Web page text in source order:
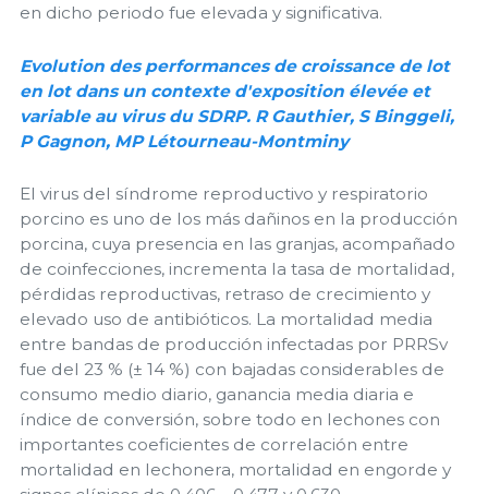
en dicho periodo fue elevada y significativa.
Evolution des performances de croissance de lot
en lot dans un contexte d'exposition élevée et
variable au virus du SDRP. R Gauthier, S Binggeli,
P Gagnon, MP Létourneau-Montminy
El virus del síndrome reproductivo y respiratorio
porcino es uno de los más dañinos en la producción
porcina, cuya presencia en las granjas, acompañado
de coinfecciones, incrementa la tasa de mortalidad,
pérdidas reproductivas, retraso de crecimiento y
elevado uso de antibióticos. La mortalidad media
entre bandas de producción infectadas por PRRSv
fue del 23 % (± 14 %) con bajadas considerables de
consumo medio diario, ganancia media diaria e
índice de conversión, sobre todo en lechones con
importantes coeficientes de correlación entre
mortalidad en lechonera, mortalidad en engorde y